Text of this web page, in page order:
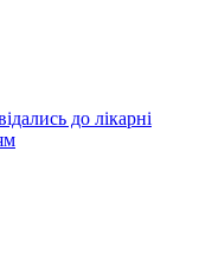
до лікарні